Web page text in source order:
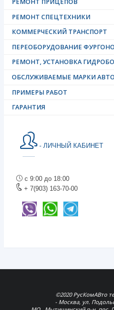
РЕМОНТ ПРИЦЕПОВ
РЕМОНТ СПЕЦТЕХНИКИ
КОММЕРЧЕСКИЙ ТРАНСПОРТ
ПЕРЕОБОРУДОВАНИЕ
РЕМОНТ, УСТАНОВКА
ОБСЛУЖИВАЕМЫЕ МАРКИ
ПРИМЕРЫ РАБОТ
ГАРАНТИЯ
- ЛИЧНЫЙ КАБИНЕТ
с 9:00 до 18:00
+ 7(903) 163-70-00
©2020 РусКомАВто
- Москва, ул.